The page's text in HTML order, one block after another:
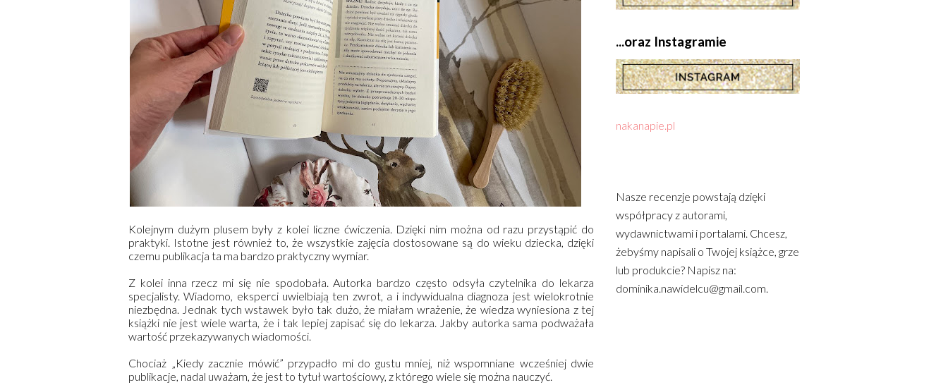
Kolejnym dużym plusem były z kolei liczne ćwiczenia. Dzięki nim można od razu przystąpić do
praktyki. Istotne jest również to, że wszystkie zajęcia dostosowane są do wieku dziecka, dzięki
czemu publikacja ta ma bardzo praktyczny wymiar.
Z kolei inna rzecz mi się nie spodobała. Autorka bardzo często odsyła czytelnika do lekarza
specjalisty. Wiadomo, eksperci uwielbiają ten zwrot, a i indywidualna diagnoza jest wielokrotnie
niezbędna. Jednak tych wstawek było tak dużo, że miałam wrażenie, że wiedza wyniesiona z tej
książki nie jest wiele warta, że i tak lepiej zapisać się do lekarza. Jakby autorka sama podważała
wartość przekazywanych wiadomości.
Chociaż „Kiedy zacznie mówić” przypadło mi do gustu mniej, niż wspomniane wcześniej dwie
publikacje, nadal uważam, że jest to tytuł wartościowy, z którego wiele się można nauczyć.
...oraz Instagramie
nakanapie.pl
Nasze recenzje powstają dzięki
współpracy z autorami,
wydawnictwami i portalami. Chcesz,
żebyśmy napisali o Twojej książce, grze
lub produkcie? Napisz na:
dominika.nawidelcu@gmail.com.